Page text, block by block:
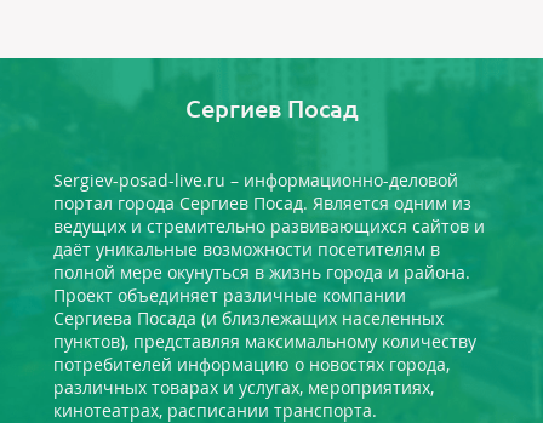
Сергиев Посад
Sergiev-posad-live.ru – информационно-деловой
портал города Сергиев Посад. Является одним из
ведущих и стремительно развивающихся сайтов и
даёт уникальные возможности посетителям в
полной мере окунуться в жизнь города и района.
Проект объединяет различные компании
Сергиева Посада (и близлежащих населенных
пунктов), представляя максимальному количеству
потребителей информацию о новостях города,
различных товарах и услугах, мероприятиях,
кинотеатрах, расписании транспорта.